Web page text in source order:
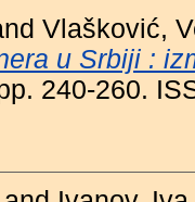
Vlašković,
u Srbiji :
240-260.